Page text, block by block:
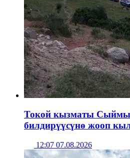
Токой кызматы
билдирүүсүнө жооп
12:07 07.08.2026